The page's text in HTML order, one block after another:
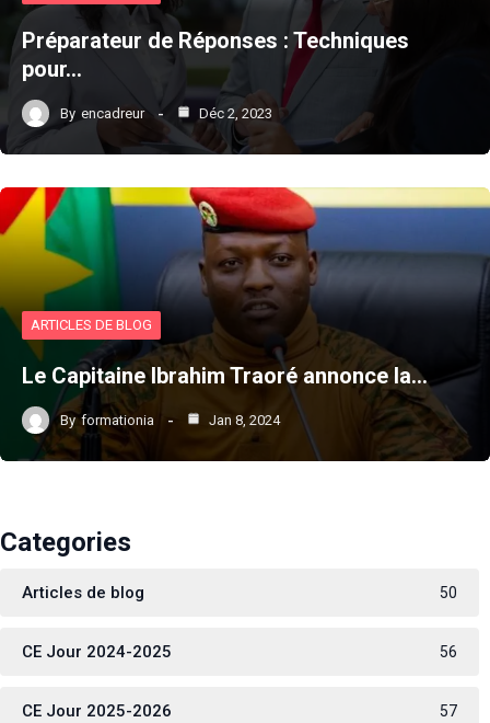
Préparateur de Réponses : Techniques
pour…
By encadreur Déc 2, 2023
ARTICLES DE BLOG
Le Capitaine Ibrahim Traoré annonce la…
By formationia Jan 8, 2024
Categories
Articles de blog 50
CE Jour 2024-2025 56
CE Jour 2025-2026 57